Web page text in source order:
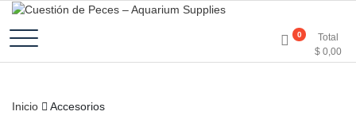
Cuestión de Peces –
Aquarium Supplies
0
Total
$ 0,00
Inicio Accesorios